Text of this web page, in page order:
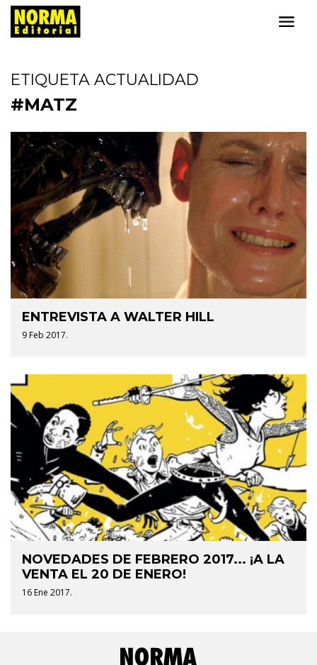
ETIQUETA ACTUALIDAD
#MATZ
ENTREVISTA A WALTER HILL
9 Feb 2017.
NOVEDADES DE FEBRERO 2017... ¡A LA
VENTA EL 20 DE ENERO!
16 Ene 2017.